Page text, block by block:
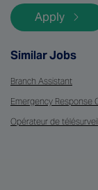
Apply
Similar Jobs
Branch Assistant
Emergency Response
Opérateur de